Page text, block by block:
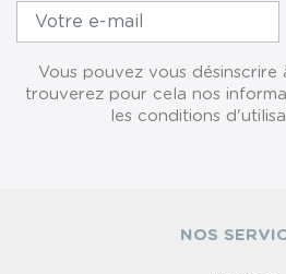
Vous pouvez vous désinscrire
trouverez pour cela nos
les conditions
NOS